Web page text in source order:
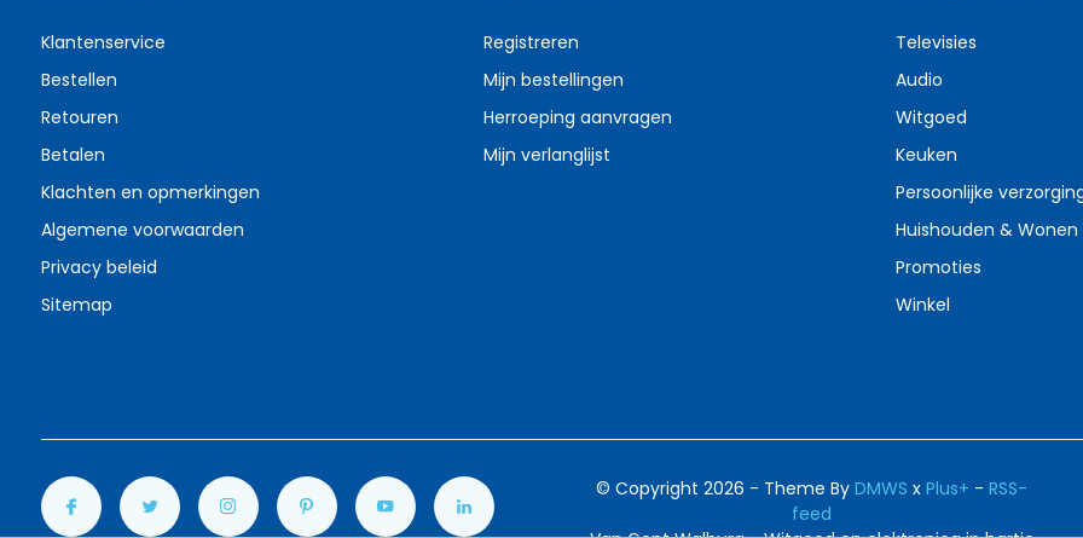
Klantenservice
Bestellen
Retouren
Betalen
Klachten en opmerkingen
Algemene voorwaarden
Privacy beleid
Sitemap
Registreren
Mijn bestellingen
Herroeping aanvragen
Mijn verlanglijst
Televisies
Audio
Witgoed
Keuken
Persoonlijke
Huishouden & Wonen
Promoties
Winkel
© Copyright 2026 - Theme ByDMWS xPlus+ -RSS-
feed